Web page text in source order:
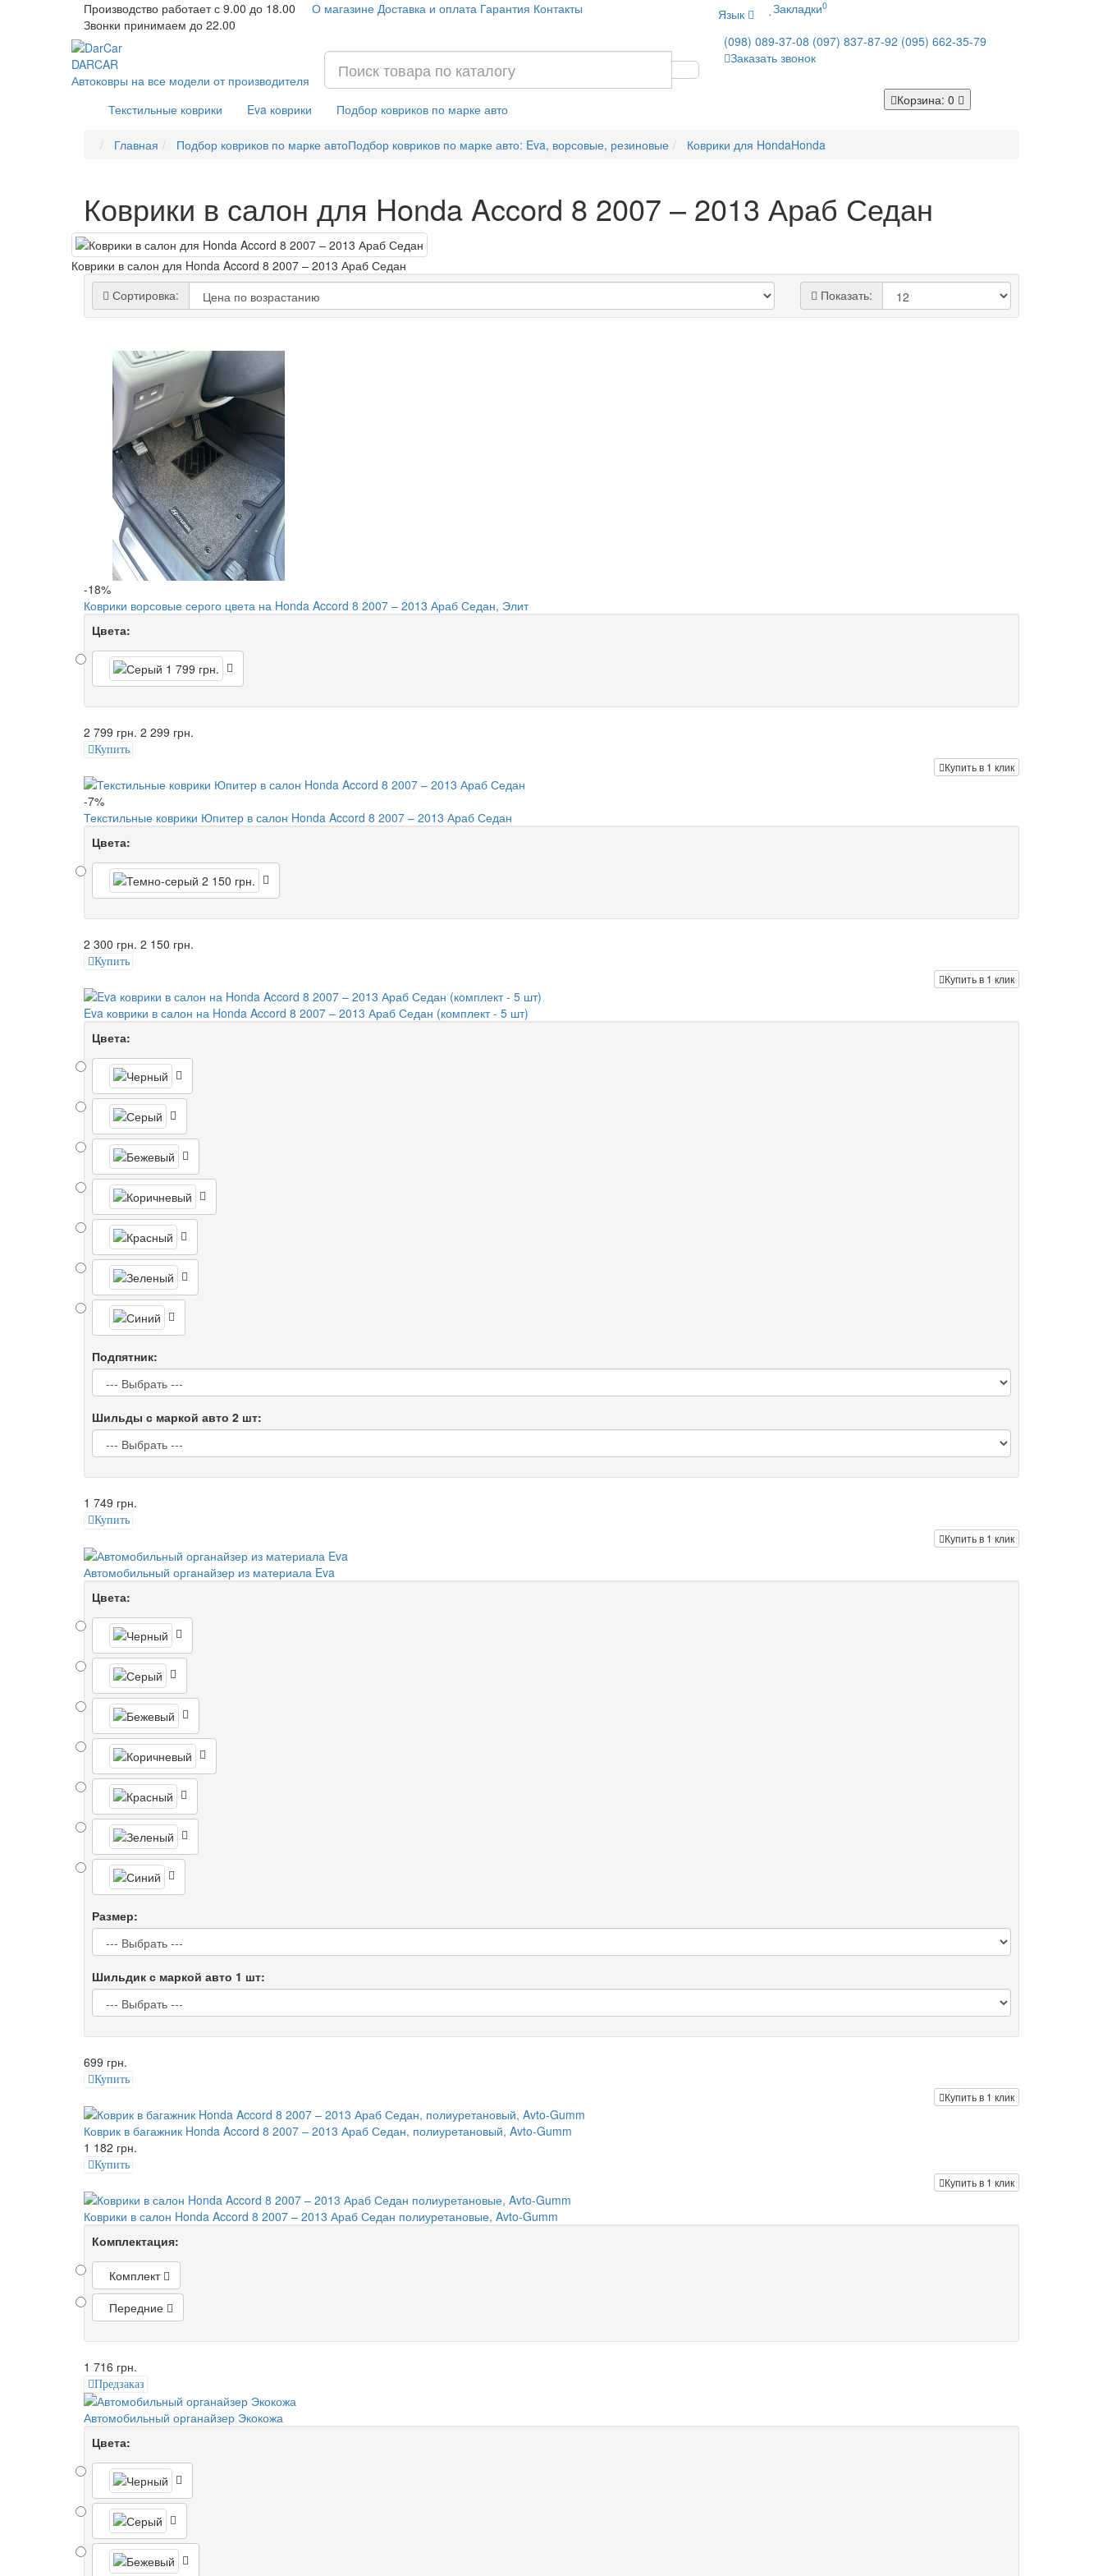
Производство работает с 9.00 до 18.00
Звонки принимаем до 22.00
О магазине Доставка и оплата Гарантия Контакты Язык Закладки0
DARCAR
Автоковры на все модели от производителя
(098) 089-37-08 (097) 837-87-92 (095) 662-35-79
Заказать звонок
Текстильные коврики Eva коврики Подбор ковриков по марке авто
Корзина: 0
Главная Подбор ковриков по марке автоПодбор ковриков по марке авто: Eva, ворсовые, резиновые Коврики для HondaHonda
Коврики в салон для Honda Accord 8 2007 – 2013 Араб Седан
Коврики в салон для Honda Accord 8 2007 – 2013 Араб Седан
Сортировка:
Показать:
-18%
Коврики ворсовые серого цвета на Honda Accord 8 2007 – 2013 Араб Седан, Элит
Цвета:
2 799 грн. 2 299 грн.
Купить
Купить в 1 клик
-7%
Текстильные коврики Юпитер в салон Honda Accord 8 2007 – 2013 Араб Седан
Цвета:
2 300 грн. 2 150 грн.
Купить
Купить в 1 клик
Eva коврики в салон на Honda Accord 8 2007 – 2013 Араб Седан (комплект - 5 шт)
Цвета:
Подпятник:
Шильды с маркой авто 2 шт:
1 749 грн.
Купить
Купить в 1 клик
Автомобильный органайзер из материала Eva
Цвета:
Размер:
Шильдик с маркой авто 1 шт:
699 грн.
Купить
Купить в 1 клик
Коврик в багажник Honda Accord 8 2007 – 2013 Араб Седан, полиуретановый, Avto-Gumm
1 182 грн.
Купить
Купить в 1 клик
Коврики в салон Honda Accord 8 2007 – 2013 Араб Седан полиуретановые, Avto-Gumm
Комплектация:
Комплект
Передние
1 716 грн.
Предзаказ
Автомобильный органайзер Экокожа
Цвета: